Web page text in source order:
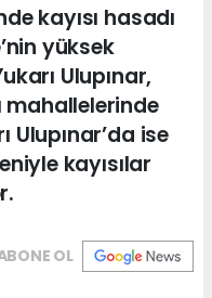
kayısı hasadı
yüksek
Ulupınar,
mahallelerinde
Ulupınar’da ise
kayısılar
OL